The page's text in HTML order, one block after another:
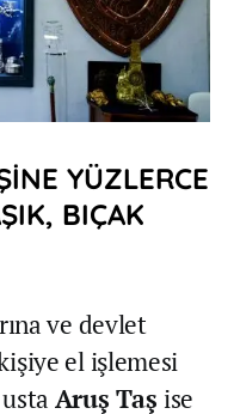
YÜZLERCE
BIÇAK
ve devlet
el işlemesi
Aruş Taş ise